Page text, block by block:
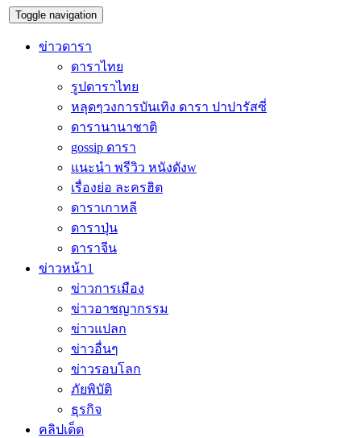
Toggle navigation
ข่าวดารา
ดาราไทย
รูปดาราไทย
หลุดๆวงการบันเทิง ดารา ปาปารัสซี่
ดารานานาชาติ
gossip ดารา
แนะนำ พรีวิว หนังดังw
เรื่องย่อ ละครฮิต
ดาราเกาหลี
ดาราปุ่น
ดาราจีน
ข่าวหน้า1
ข่าวการเมือง
ข่าวอาชญากรรม
ข่าวแปลก
ข่าวอื่นๆ
ข่าวรอบโลก
ภัยพิบัติ
ธุรกิจ
คลิปเด็ด